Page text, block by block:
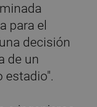
para el
decisión
de un
estadio".